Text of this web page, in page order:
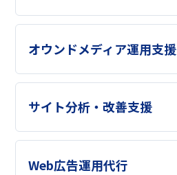
オウンドメディア運用支援
サイト分析・改善支援
Web広告運用代行